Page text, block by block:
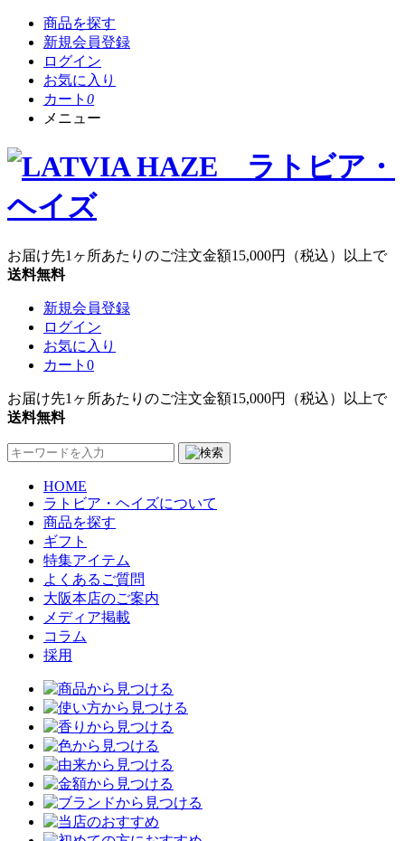
商品を探す
新規会員登録
ログイン
お気に入り
カート 0
メニュー
お届け先1ヶ所あたりのご注文金額15,000円
（税込）以上で
送料無料
新規会員登録
ログイン
お気に入り
カート 0
お届け先1ヶ所あたりのご注文金額15,000円
（税込）以上で
送料無料
HOME
ラトビア・ヘイズについて
商品を探す
ギフト
特集アイテム
よくあるご質問
大阪本店のご案内
メディア掲載
コラム
採用